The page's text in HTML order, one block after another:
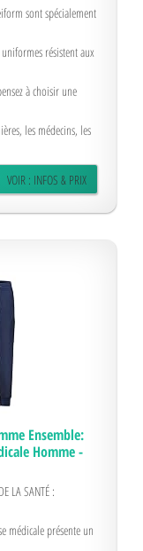
sont spécialement
résistent aux
à choisir une
les médecins, les
VOIR : INFOS & PRIX
Ensemble:
Homme -
LA SANTÉ :
médicale présente un